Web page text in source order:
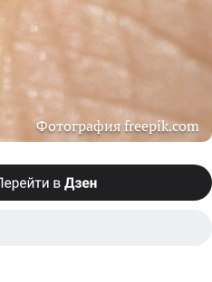
Фотография freepik.com